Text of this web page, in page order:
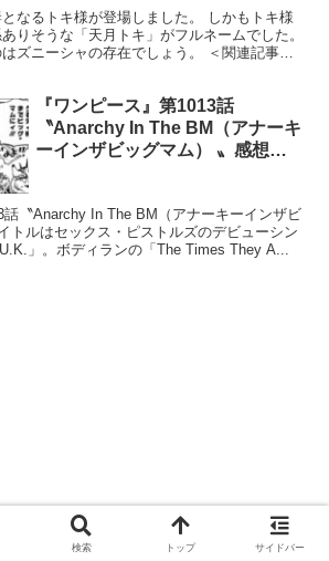
なるトキ様が登場しました。 しかもトキ様
りそうな「天月トキ」がフルネームでした。
ズニーシャの存在でしょう。 ＜関連記事＞
『ワンピース』第1013話
〝Anarchy In The BM（アナーキ
ーインザビッグマム） 〟感想・
話〝Anarchy In The BM（アナーキーインザビ
トルはセックス・ピストルズのデビューシン
」。ボディランの「The Times They A...
検索 トップ サイドバー